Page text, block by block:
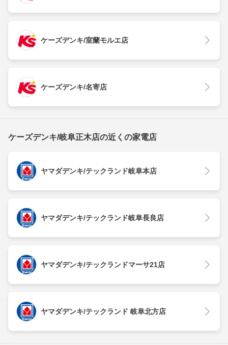
ケーズデンキ/室蘭モルエ店
ケーズデンキ/名寄店
ケーズデンキ/岐阜正木店の近くの家電店
ヤマダデンキ/テックランド岐阜本店
ヤマダデンキ/テックランド岐阜長良店
ヤマダデンキ/テックランドマーサ21店
ヤマダデンキ/テックランド 岐阜北方店